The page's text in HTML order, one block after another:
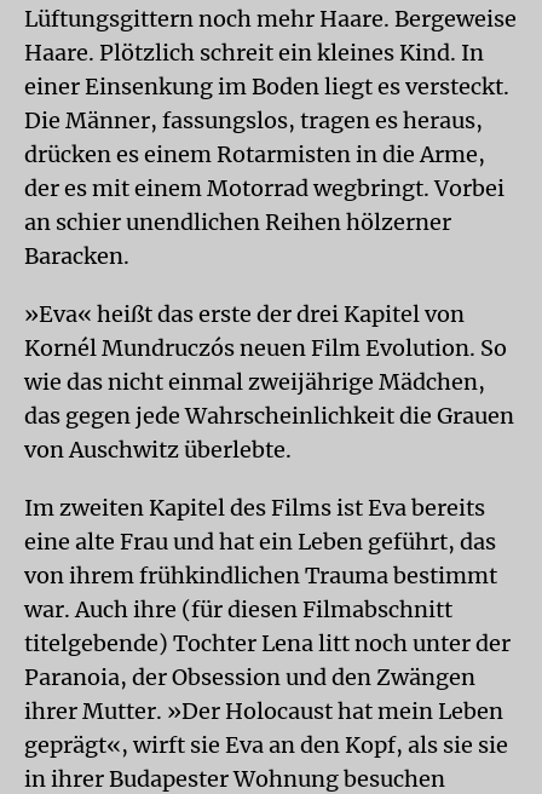
Lüftungsgittern noch mehr Haare. Bergeweise
Haare. Plötzlich schreit ein kleines Kind. In
einer Einsenkung im Boden liegt es versteckt.
Die Männer, fassungslos, tragen es heraus,
drücken es einem Rotarmisten in die Arme,
der es mit einem Motorrad wegbringt. Vorbei
an schier unendlichen Reihen hölzerner
Baracken.
»Eva« heißt das erste der drei Kapitel von
Kornél Mundruczós neuen Film Evolution. So
wie das nicht einmal zweijährige Mädchen,
das gegen jede Wahrscheinlichkeit die Grauen
von Auschwitz überlebte.
Im zweiten Kapitel des Films ist Eva bereits
eine alte Frau und hat ein Leben geführt, das
von ihrem frühkindlichen Trauma bestimmt
war. Auch ihre (für diesen Filmabschnitt
titelgebende) Tochter Lena litt noch unter der
Paranoia, der Obsession und den Zwängen
ihrer Mutter. »Der Holocaust hat mein Leben
geprägt«, wirft sie Eva an den Kopf, als sie sie
in ihrer Budapester Wohnung besuchen